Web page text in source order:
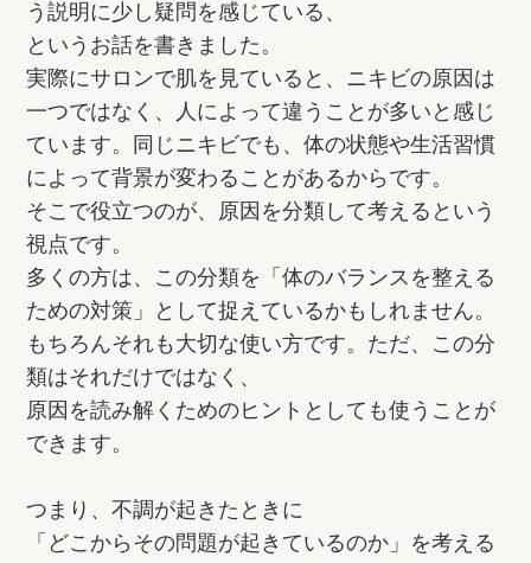
う説明に少し疑問を感じている、
というお話を書きました。
実際にサロンで肌を見ていると、ニキビの原因は
一つではなく、人によって違うことが多いと感じ
ています。同じニキビでも、体の状態や生活習慣
によって背景が変わることがあるからです。
そこで役立つのが、原因を分類して考えるという
視点です。
多くの方は、この分類を「体のバランスを整える
ための対策」として捉えているかもしれません。
もちろんそれも大切な使い方です。ただ、この分
類はそれだけではなく、
原因を読み解くためのヒントとしても使うことが
できます。
つまり、不調が起きたときに
「どこからその問題が起きているのか」を考える